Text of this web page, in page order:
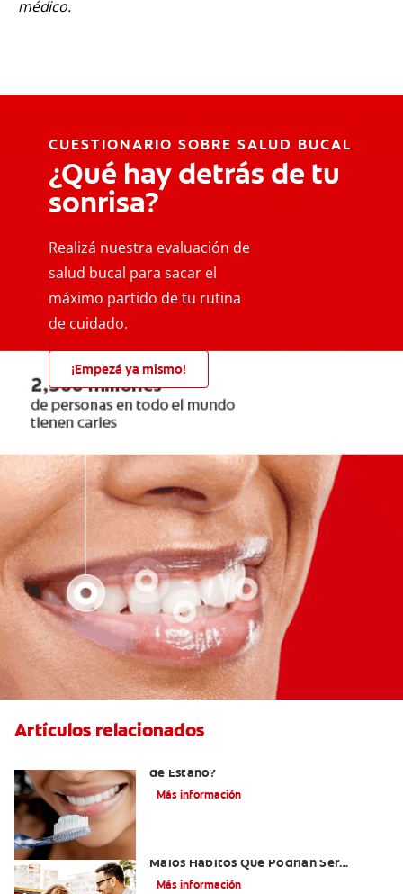
médico.
CUESTIONARIO SOBRE SALUD BUCAL
¿Qué hay detrás de tu
sonrisa?
Realizá nuestra evaluación de
salud bucal para sacar el
máximo partido de tu rutina
de cuidado.
¡Empezá ya mismo!
Artículos relacionados
de Estaño?
Más información
Malos Hábitos Que Podrían Ser
Dañinos
Más información